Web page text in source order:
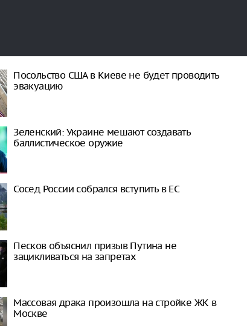
Посольство США в Киеве не будет проводить
эвакуацию
Зеленский: Украине мешают создавать
баллистическое оружие
Сосед России собрался вступить в ЕС
Песков объяснил призыв Путина не
зацикливаться на запретах
Массовая драка произошла на стройке ЖК в
Москве